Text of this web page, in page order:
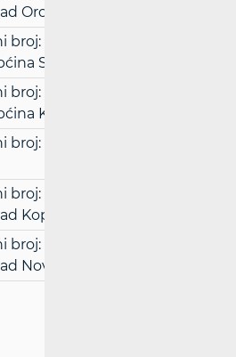
Oroslavlje)
UsII-375/19, radi utvrđivanja
Strizivojna)
UsII-461/19, radi utvrđivanja
Klinča Sela)
UsII-556/19, radi dozvole za
UsII-412/18, radi utvrđivanja
Koprivnica
UsII-316/19, radi utvrđivanja
Novigrad)